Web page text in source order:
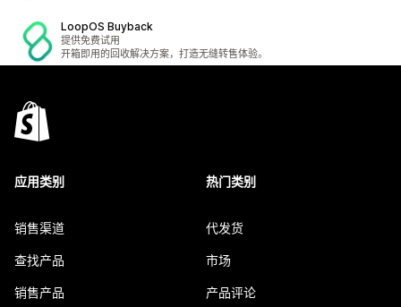
LoopOS Buyback
提供免费试用
开箱即用的回收解决方案，打造无缝转售体验。
应用类别
销售渠道
查找产品
销售产品
热门类别
代发货
市场
产品评论